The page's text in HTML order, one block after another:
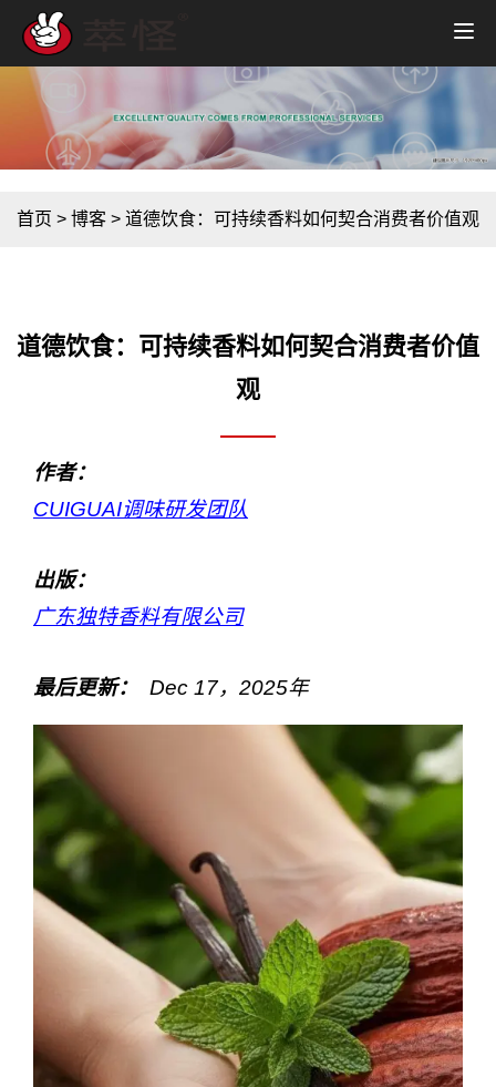
首页 > 博客 > 道德饮食：可持续香料如何契合消费者价值观
道德饮食：可持续香料如何契合消费者价值
观
作者：
CUIGUAI调味研发团队
出版：
广东独特香料有限公司
最后更新： Dec 17，2025年